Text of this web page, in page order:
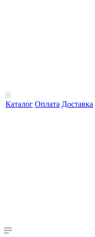
Каталог Оплата Доставка